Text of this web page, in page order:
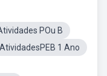
POu B
AtividadesPEB 1 Ano